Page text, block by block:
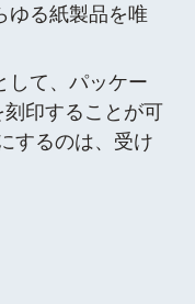
ゆる紙製品を唯
して、パッケー
刻印することが可
するのは、受け